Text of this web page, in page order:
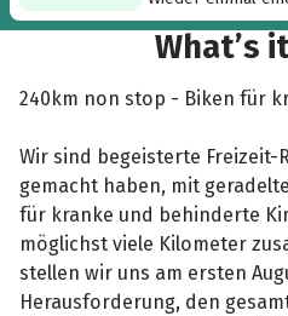
mich, dass Ihr das
What’s
240km non stop - Biken für
Wir sind begeisterte Freizeit-
gemacht haben, mit
für kranke und behinderte
möglichst viele Kilometer
stellen wir uns am ersten
Herausforderung, den